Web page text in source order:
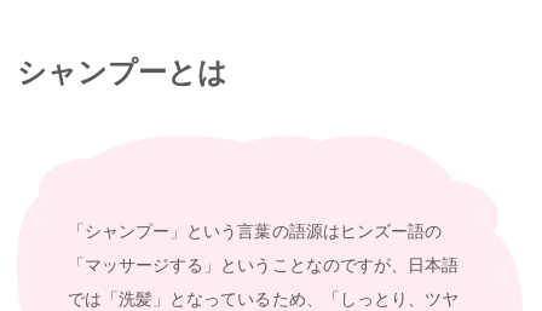
シャンプーとは
「シャンプー」という言葉の語源はヒンズー語の
「マッサージする」ということなのですが、日本語
では「洗髪」となっているため、「しっとり、ツヤ